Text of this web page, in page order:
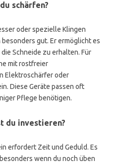
schärfen?
oder spezielle Klingen
gut. Er ermöglicht es
Schneide zu erhalten. Für
mit rostfreier
Elektroschärfer oder
Diese Geräte passen oft
Pflege benötigen.
du investieren?
erfordert Zeit und Geduld. Es
wenn du noch üben